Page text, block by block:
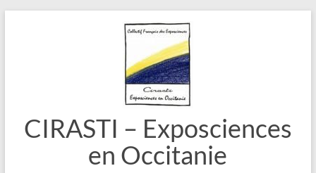
CIRASTI – Exposciences
en Occitanie